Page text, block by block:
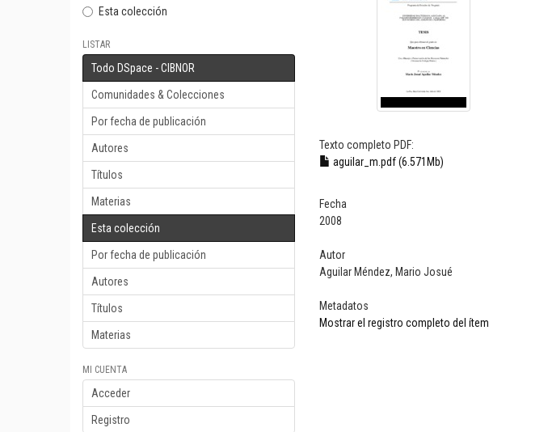
Esta colección
LISTAR
Todo DSpace - CIBNOR
Comunidades & Colecciones
Por fecha de publicación
Autores
Títulos
Materias
Esta colección
Por fecha de publicación
Autores
Títulos
Materias
MI CUENTA
Acceder
Registro
Texto completo PDF:
aguilar_m.pdf (6.571Mb)
Fecha
2008
Autor
Aguilar Méndez, Mario Josué
Metadatos
Mostrar el registro completo del ítem